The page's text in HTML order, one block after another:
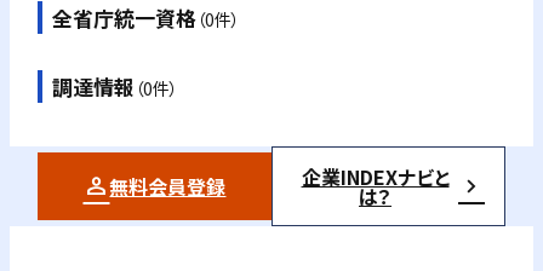
全省庁統一資格（0件）
調達情報 （0件）
無料会員登録 企業INDEXナビと
は？